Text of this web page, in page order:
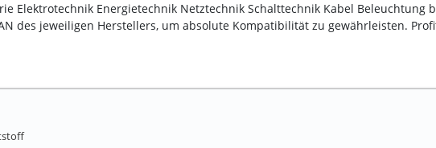
Elektrotechnik Energietechnik Netztechnik Schalttechnik Kabel
des jeweiligen Herstellers, um absolute Kompatibilität zu gewährleisten.